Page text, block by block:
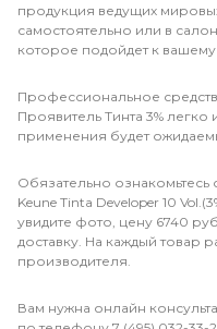
продукция ведущих
самостоятельно или в
которое подойдет к вашему
Профессиональное
Проявитель Тинта 3% легко
применения будет
Обязательно
Keune Tinta Developer 10
увидите фото, цену 6740
доставку. На каждый товар
производителя.
Вам нужна онлайн